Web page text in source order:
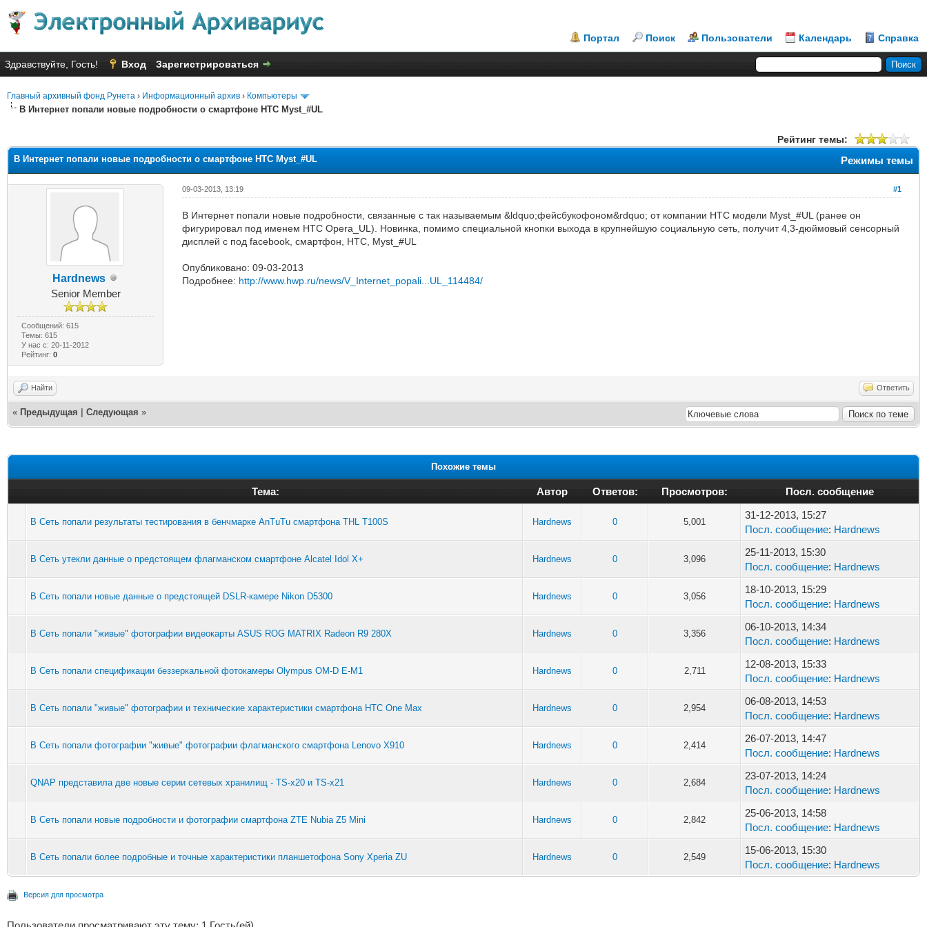
Портал Поиск Пользователи Календарь Справка
Здравствуйте, Гость! Вход Зарегистрироваться
Главный архивный фонд Рунета › Информационный архив › Компьютеры
В Интернет попали новые подробности о смартфоне HTC Myst_#UL
Рейтинг темы:
Режимы темы
В Интернет попали новые подробности о смартфоне HTC Myst_#UL
Hardnews
Senior Member
Сообщений: 615
Темы: 615
У нас с: 20-11-2012
Рейтинг:0
#1
09-03-2013, 13:19
В Интернет попали новые подробности, связанные с так называемым &ldquo;фейсбукофоном&rdquo; от компании HTC модели Myst_#UL (ранее он
фигурировал под именем HTC Opera_UL). Новинка, помимо специальной кнопки выхода в крупнейшую социальную сеть, получит 4,3-дюймовый сенсорный
дисплей с под facebook, смартфон, HTC, Myst_#UL
Опубликовано: 09-03-2013
Подробнее: http://www.hwp.ru/news/V_Internet_popali...UL_114484/
Найти Ответить
« Предыдущая Следующая »
Похожие темы
Тема: Автор Ответов: Просмотров: Посл. сообщение
В Сеть попали результаты тестирования в бенчмарке AnTuTu смартфона THL T100S Hardnews 0 5,001
31-12-2013, 15:27
Посл. сообщение: Hardnews
В Сеть утекли данные о предстоящем флагманском смартфоне Alcatel Idol X+ Hardnews 0 3,096
25-11-2013, 15:30
Посл. сообщение: Hardnews
В Сеть попали новые данные о предстоящей DSLR-камере Nikon D5300 Hardnews 0 3,056
18-10-2013, 15:29
Посл. сообщение: Hardnews
В Сеть попали "живые" фотографии видеокарты ASUS ROG MATRIX Radeon R9 280X Hardnews 0 3,356
06-10-2013, 14:34
Посл. сообщение: Hardnews
В Сеть попали спецификации беззеркальной фотокамеры Olympus OM-D E-M1 Hardnews 0 2,711
12-08-2013, 15:33
Посл. сообщение: Hardnews
В Сеть попали "живые" фотографии и технические характеристики смартфона HTC One Max Hardnews 0 2,954
06-08-2013, 14:53
Посл. сообщение: Hardnews
В Сеть попали фотографии "живые" фотографии флагманского смартфона Lenovo X910 Hardnews 0 2,414
26-07-2013, 14:47
Посл. сообщение: Hardnews
QNAP представила две новые серии сетевых хранилищ - TS-x20 и TS-x21 Hardnews 0 2,684
23-07-2013, 14:24
Посл. сообщение: Hardnews
В Сеть попали новые подробности и фотографии смартфона ZTE Nubia Z5 Mini Hardnews 0 2,842
25-06-2013, 14:58
Посл. сообщение: Hardnews
В Сеть попали более подробные и точные характеристики планшетофона Sony Xperia ZU Hardnews 0 2,549
15-06-2013, 15:30
Посл. сообщение: Hardnews
Версия для просмотра